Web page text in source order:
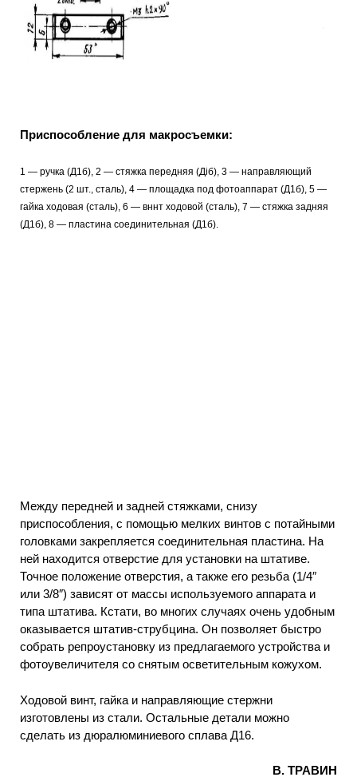
Приспособление для макросъемки:
1 — ручка (Д1б), 2 — стяжка передняя (Діб), 3 — направляющий
стержень (2 шт., сталь), 4 — площадка под фотоаппарат (Д1б), 5 —
гайка ходовая (сталь), 6 — вннт ходовой (сталь), 7 — стяжка задняя
(Д1б), 8 — пластина соединительная (Д1б).
Между передней и задней стяжками, снизу
приспособления, с помощью мелких винтов с потайными
головками закрепляется соединительная пластина. На
ней находится отверстие для установки на штативе.
Точное положение отверстия, а также его резьба (1/4″
или 3/8″) зависят от массы используемого аппарата и
типа штатива. Кстати, во многих случаях очень удобным
оказывается штатив-струбцина. Он позволяет быстро
собрать репроустановку из предлагаемого устройства и
фотоувеличителя со снятым осветительным кожухом.
Ходовой винт, гайка и направляющие стержни
изготовлены из стали. Остальные детали можно
сделать из дюралюминиевого сплава Д16.
В. ТРАВИН